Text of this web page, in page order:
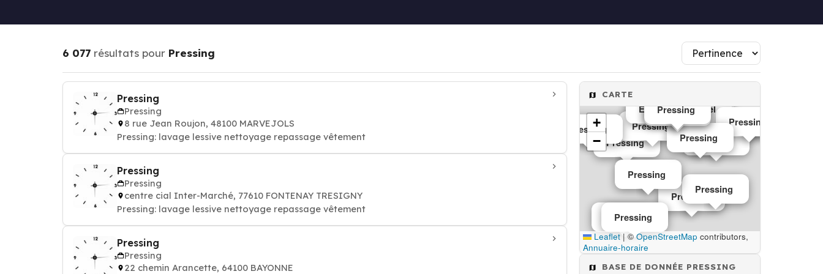
6 077 résultats pour Pressing
Pressing
Pressing
8 rue Jean Roujon, 48100 MARVEJOLS
Pressing: lavage lessive nettoyage repassage vêtement
Pressing
Pressing
centre cial Inter-Marché, 77610 FONTENAY TRESIGNY
Pressing: lavage lessive nettoyage repassage vêtement
Pressing
Pressing
22 chemin Arancette, 64100 BAYONNE
CARTE
Pressing
Pressing
Pressing
Pressing
Pressing
Pressing
Pressing
Pressing
Pressing
Pressing
Pressing
Editeur de logiciel
Pressing
Pressing
Pressing
Pressing
Pressing
Pressing
+
−
Leaflet | © OpenStreetMap contributors,
Annuaire-horaire
BASE DE DONNÉE PRESSING